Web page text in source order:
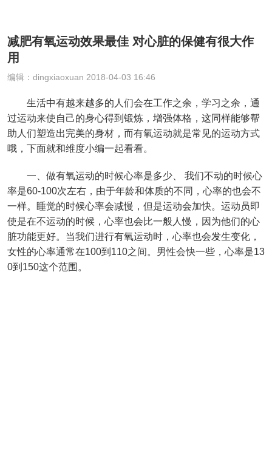
减肥有氧运动效果最佳 对心脏的保健有很大作
用
编辑：dingxiaoxuan 2018-04-03 16:46
生活中有越来越多的人们会在工作之余，学习之余，通
过运动来使自己的身心得到锻炼，增强体格，这同样能够帮
助人们塑造出完美的身材，而有氧运动就是常见的运动方式
哦，下面就和维度小编一起看看。
一、做有氧运动的时候心率是多少、 我们不动的时候心
率是60-100次左右，由于年龄和体质的不同，心率的也会不
一样。睡觉的时候心率会减慢，但是运动会加快。运动员即
使是在不运动的时候，心率也会比一般人慢，因为他们的心
脏功能更好。当我们进行有氧运动时，心率也会发生变化，
女性的心率通常在100到110之间。男性会快一些，心率是13
0到150这个范围。